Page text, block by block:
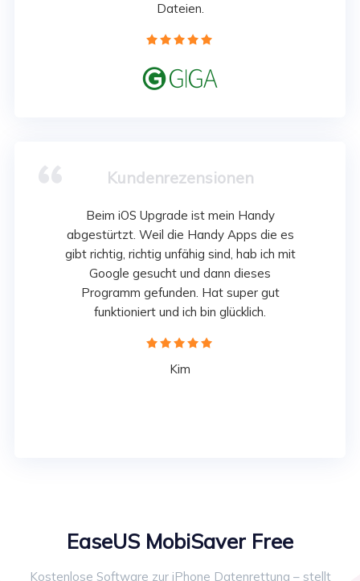
Dateien.
    

Kundenrezensionen
Beim iOS Upgrade ist mein Handy
abgestürtzt. Weil die Handy Apps die es
gibt richtig, richtig unfähig sind, hab ich mit
Google gesucht und dann dieses
Programm gefunden. Hat super gut
funktioniert und ich bin glücklich.
    
Kim
EaseUS MobiSaver Free
Kostenlose Software zur iPhone Datenrettung – stellt